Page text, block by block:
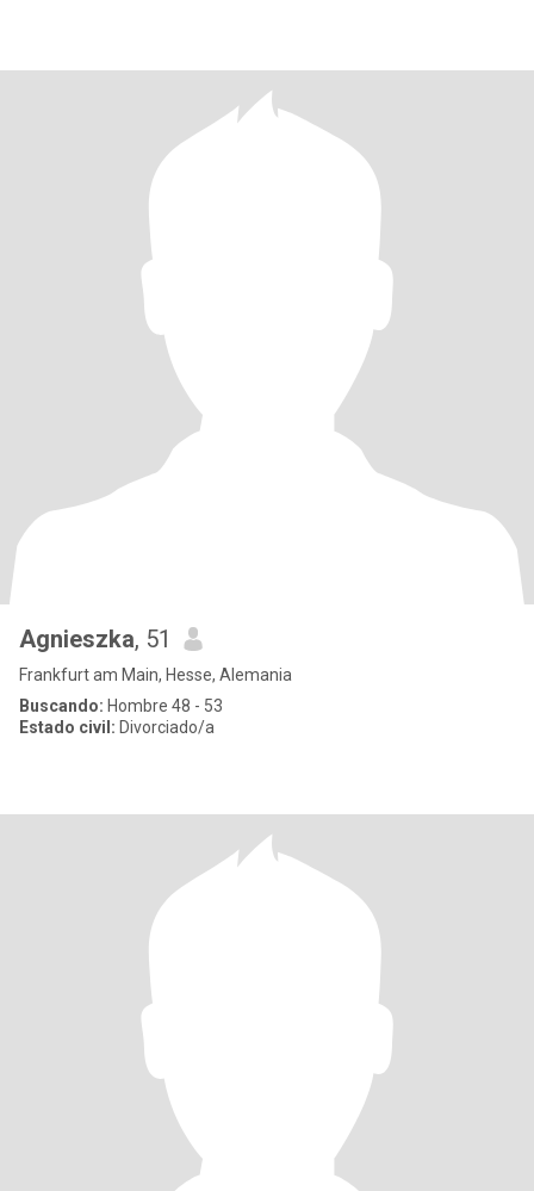
Agnieszka, 51
Frankfurt am Main, Hesse, Alemania
Buscando: Hombre 48 - 53
Estado civil: Divorciado/a